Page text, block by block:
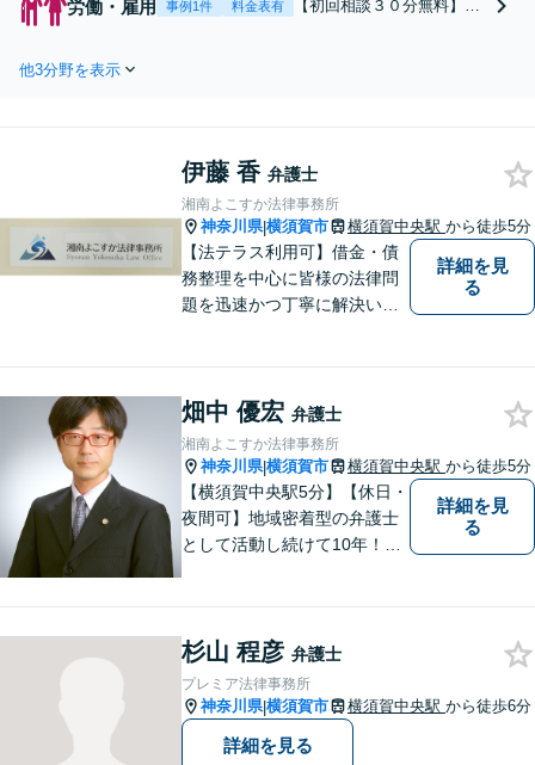
が決まっていない段階
す。
労働・雇用 事例1件 料金表有
【初回相談３０分無料】
い、納得できる解決を目指
以上、横須賀の企業さまを
サポートしております。顧
問契約も対応。
他3分野を表示
伊藤 香 弁護士
湘南よこすか法律事務所
神奈川県|横須賀市 横須賀中央駅 から徒歩5分
【法テラス利用可】借金・債
務整理を中心に皆様の法律問
題を迅速かつ丁寧に解決いた
案。まずはお気軽にご相談く
ださい。
詳細を見
る
畑中 優宏 弁護士
湘南よこすか法律事務所
神奈川県|横須賀市 横須賀中央駅 から徒歩5分
【横須賀中央駅5分】【休日・
夜間可】地域密着型の弁護士
として活動し続けて10年！豊
可】【女性弁護士在籍】
詳細を見
る
杉山 程彦 弁護士
プレミア法律事務所
神奈川県|横須賀市 横須賀中央駅 から徒歩6分
詳細を見る